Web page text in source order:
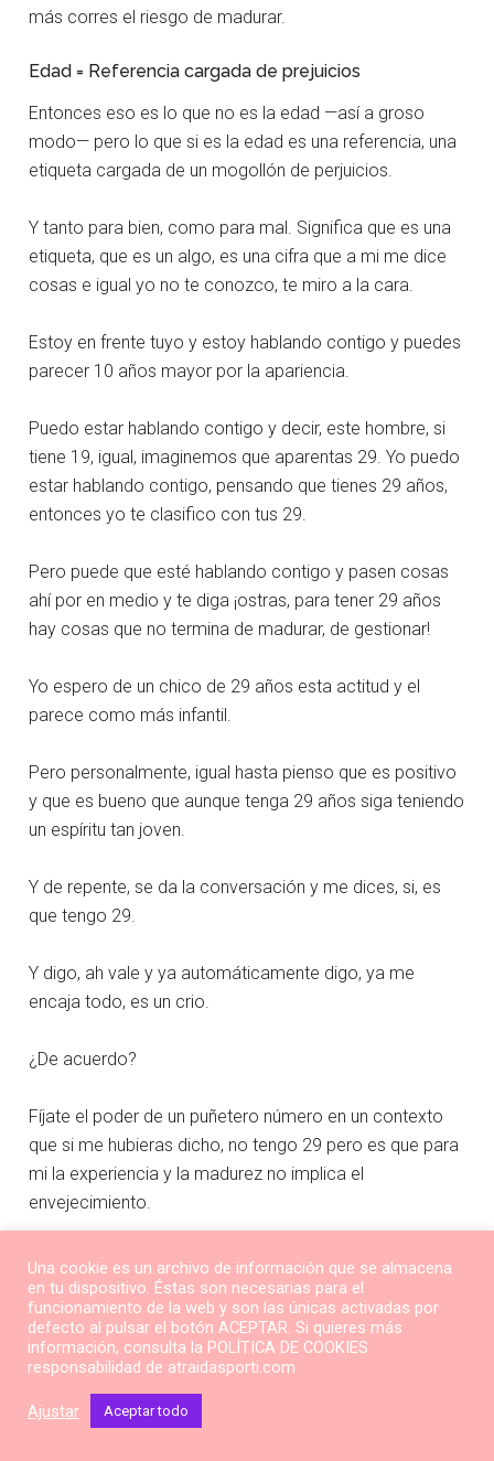
más corres el riesgo de madurar.
Edad = Referencia cargada de prejuicios
Entonces eso es lo que no es la edad —así a groso
modo— pero lo que si es la edad es una referencia, una
etiqueta cargada de un mogollón de perjuicios.
Y tanto para bien, como para mal. Significa que es una
etiqueta, que es un algo, es una cifra que a mi me dice
cosas e igual yo no te conozco, te miro a la cara.
Estoy en frente tuyo y estoy hablando contigo y puedes
parecer 10 años mayor por la apariencia.
Puedo estar hablando contigo y decir, este hombre, si
tiene 19, igual, imaginemos que aparentas 29. Yo puedo
estar hablando contigo, pensando que tienes 29 años,
entonces yo te clasifico con tus 29.
Pero puede que esté hablando contigo y pasen cosas
ahí por en medio y te diga ¡ostras, para tener 29 años
hay cosas que no termina de madurar, de gestionar!
Yo espero de un chico de 29 años esta actitud y el
parece como más infantil.
Pero personalmente, igual hasta pienso que es positivo
y que es bueno que aunque tenga 29 años siga teniendo
un espíritu tan joven.
Y de repente, se da la conversación y me dices, si, es
que tengo 29.
Y digo, ah vale y ya automáticamente digo, ya me
encaja todo, es un crio.
¿De acuerdo?
Fíjate el poder de un puñetero número en un contexto
que si me hubieras dicho, no tengo 29 pero es que para
mi la experiencia y la madurez no implica el
envejecimiento.
No implica que porque tenga 29, tenga que aparentar
29.
Eso es otro concepto también muy importante, una
cosa es la edad y otra cosa es el envejecimiento.
Entendiendo que envejecer es, por así decirlo, el
Una cookie es un archivo de información que se almacena
en tu dispositivo. Éstas son necesarias para el
funcionamiento de la web y son las únicas activadas por
defecto al pulsar el botón ACEPTAR. Si quieres más
información, consulta la POLÍTICA DE COOKIES
responsabilidad de atraidasporti.com
Ajustar Aceptar todo